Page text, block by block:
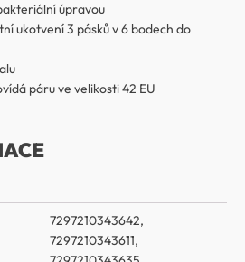
úpravou
ukotvení 3 pásků v 6 bodech do
páru ve velikosti 42 EU
7297210343642,
7297210343611,